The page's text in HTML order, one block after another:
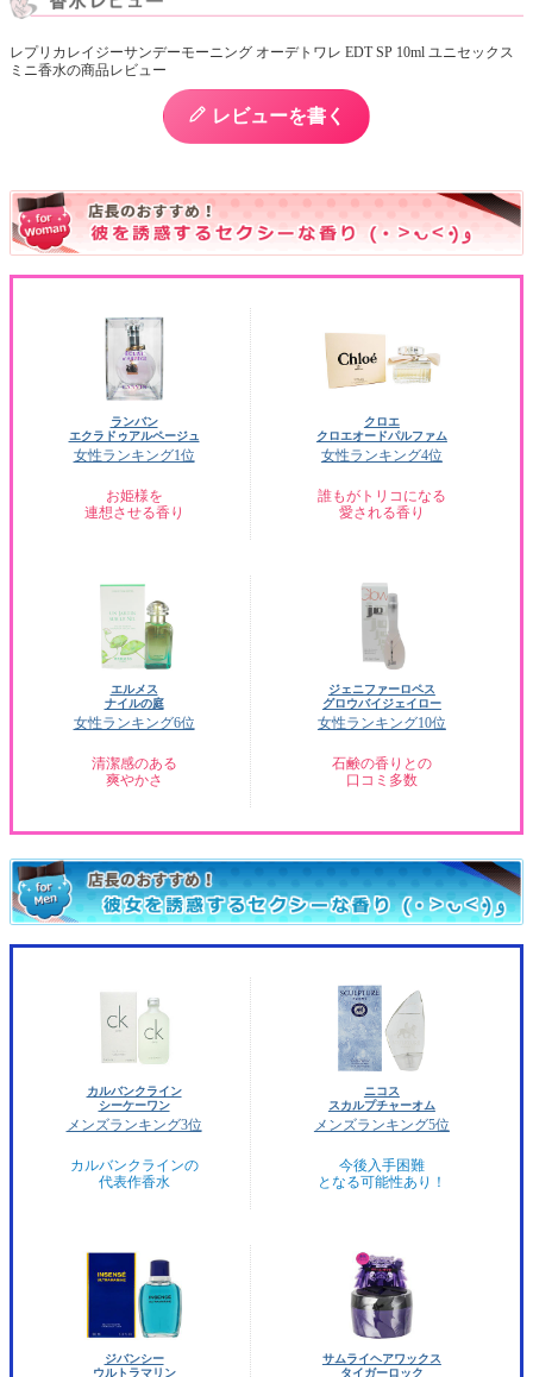
レプリカレイジーサンデーモーニング オーデトワレ EDT SP 10ml ユニセックス
ミニ香水の商品レビュー
レビューを書く
ランバン
エクラドゥアルページュ
女性ランキング1位
お姫様を
連想させる香り
クロエ
クロエオードパルファム
女性ランキング4位
誰もがトリコになる
愛される香り
エルメス
ナイルの庭
女性ランキング6位
清潔感のある
爽やかさ
ジェニファーロペス
グロウバイジェイロー
女性ランキング10位
石鹸の香りとの
口コミ多数
カルバンクライン
シーケーワン
メンズランキング3位
カルバンクラインの
代表作香水
ニコス
スカルプチャーオム
メンズランキング5位
今後入手困難
となる可能性あり！
ジバンシー
ウルトラマリン
サムライヘアワックス
タイガーロック